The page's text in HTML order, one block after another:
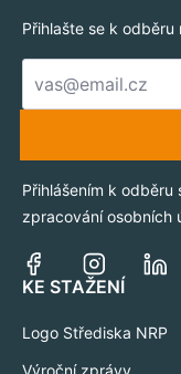
Přihlašte se k odběru
E-
mail
Přihlášením k odběru
zpracování osobních
KE STAŽENÍ
Logo Střediska NRP
Výroční zprávy